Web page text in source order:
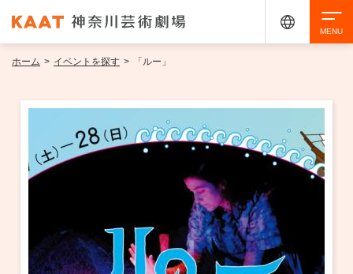
・ イベント一覧
ご来場案内
アクセシビリティ チケット購入 交通案内
ホーム > イベントを探す > 「ルー」